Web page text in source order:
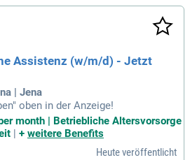
Assistenz (w/m/d) - Jetzt
| Jena
oben in der Anzeige!
month | Betriebliche Altersvorsorge
| + weitere Benefits
Heute veröffentlicht